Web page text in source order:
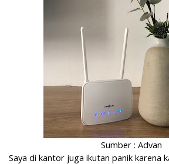
Sumber : Advan
Saya di kantor juga ikutan panik karena